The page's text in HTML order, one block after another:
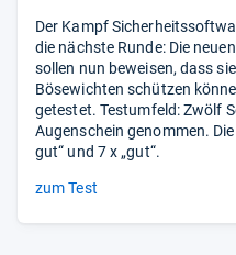
Der Kampf
die nächste Runde: Die
sollen nun beweisen, dass
Bösewichten schützen
getestet. Testumfeld: Zwölf
Augenschein genommen.
gut“ und 7 x „gut“.
zum Test